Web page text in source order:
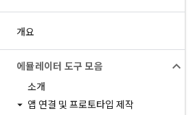
개요
에뮬레이터 도구 모음
소개
앱 연결 및 프로토타입 제작